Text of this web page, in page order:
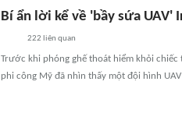
Bí ẩn lời kể về 'bầy sứa
222 liên quan
Trước khi phóng ghế thoát hiểm khỏi chiếc
phi công Mỹ đã nhìn thấy một đội hình